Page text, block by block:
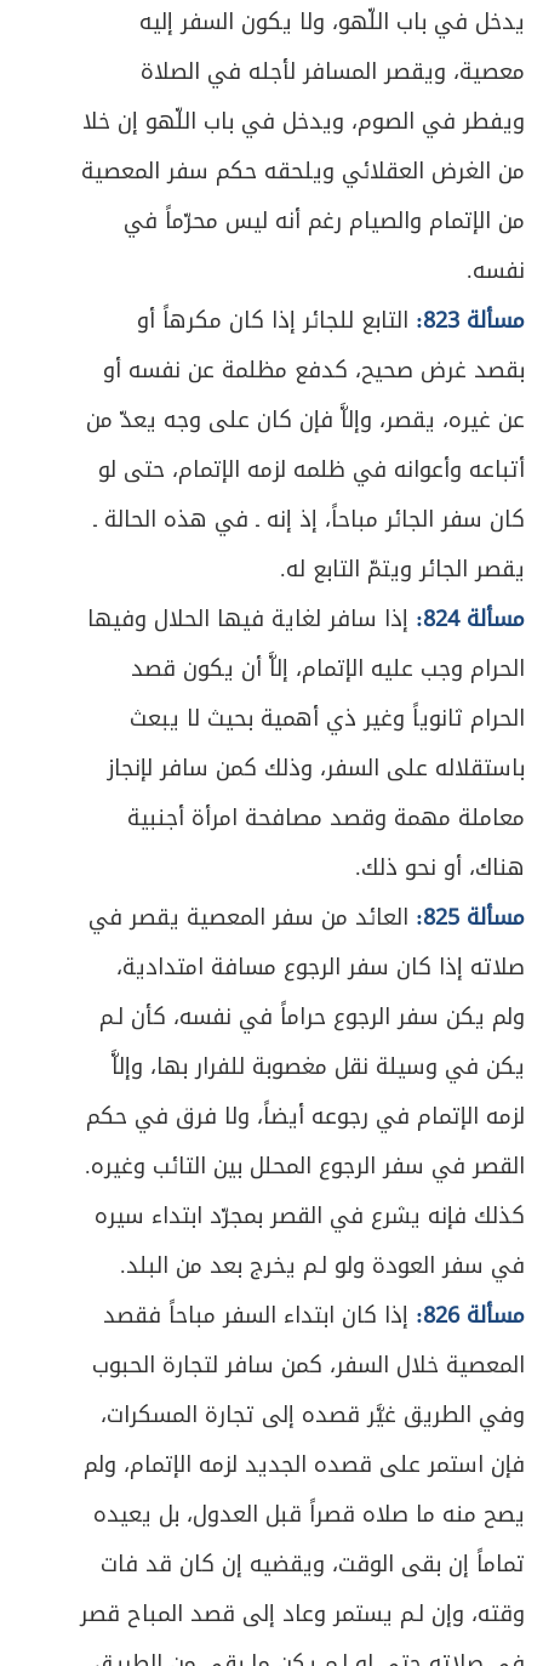
يدخل في باب اللّهو، ولا يكون السفر إليه
معصية، ويقصر المسافر لأجله في الصلاة
ويفطر في الصوم، ويدخل في باب اللّهو إن خلا
من الغرض العقلائي ويلحقه حكم سفر المعصية
من الإتمام والصيام رغم أنه ليس محرّماً في
نفسه.
مسألة 823:
التابع للجائر إذا كان مكرهاً أو
بقصد غرض صحيح، كدفع مظلمة عن نفسه أو
عن غيره، يقصر، وإلاَّ فإن كان على وجه يعدّ من
أتباعه وأعوانه في ظلمه لزمه الإتمام، حتى لو
كان سفر الجائر مباحاً، إذ إنه ـ في هذه الحالة ـ
يقصر الجائر ويتمّ التابع له.
مسألة 824:
إذا سافر لغاية فيها الحلال وفيها
الحرام وجب عليه الإتمام، إلاَّ أن يكون قصد
الحرام ثانوياً وغير ذي أهمية بحيث لا يبعث
باستقلاله على السفر، وذلك كمن سافر لإنجاز
معاملة مهمة وقصد مصافحة امرأة أجنبية
هناك، أو نحو ذلك.
مسألة 825:
العائد من سفر المعصية يقصر في
صلاته إذا كان سفر الرجوع مسافة امتدادية،
ولم يكن سفر الرجوع حراماً في نفسه، كأن لـم
يكن في وسيلة نقل مغصوبة للفرار بها، وإلاَّ
لزمه الإتمام في رجوعه أيضاً، ولا فرق في حكم
القصر في سفر الرجوع المحلل بين التائب وغيره.
كذلك فإنه يشرع في القصر بمجرّد ابتداء سيره
في سفر العودة ولو لـم يخرج بعد من البلد.
مسألة 826:
إذا كان ابتداء السفر مباحاً فقصد
المعصية خلال السفر، كمن سافر لتجارة الحبوب
وفي الطريق غيَّر قصده إلى تجارة المسكرات،
فإن استمر على قصده الجديد لزمه الإتمام، ولم
يصح منه ما صلاه قصراً قبل العدول، بل يعيده
تماماً إن بقى الوقت، ويقضيه إن كان قد فات
وقته، وإن لـم يستمر وعاد إلى قصد المباح قصر
ص469 المبحث السابع ـ في القضاء
ص 473 الفصل الثاني: في الاعتكاف
475 المبحث الأول ـ في شرائط الاعتكاف
ص
478 المبحث الثاني ـ في ما يحرم على المعتكف
ص
479 المبحث الثالث ـ في أحكام الاعتكاف
483 الباب الرابع: في الزكاة
ص
485 الفصل الأول: ما تجب زكاته
487 تمهيد في الشروط العامة للزكاة
ص
489 المبحث الأول ـ في زكاة الأنعام
ص
496 المبحث الثاني ـ في زكاة الغلات
500 المبحث الثالث ـ في زكاة النقدين
ص
505 الفصل الثاني في مستحق الزكاة
ص
507 المبحث الأول ـ في أصناف المستحقين
510 المبحث الثاني ـ في أوصاف المستحقين
ص
513 المبحث الثالث ـ في أحكام دفع الزكاة
ص
518 خاتمة ـ في زكاة الفطرة
525 الباب الخامس - في الخمس
ص شروط الخُمس
529 الفصل الأول - في ما يجب فيه الخمس
532 المبحث الأول ـ في خمس الغنائم ونحوها
ص543 المبحث الثاني ـ في فاضل المؤنة
544 الأول - الأرباح
ص
547 الثاني - المؤنة المستثناة
ص
557 الثالث ـ فائدة اتخاذ رأس السنة وكيفيته
الرابع- خمس مال التجارة